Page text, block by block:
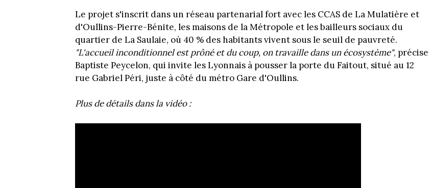
Le projet s'inscrit dans un réseau partenarial fort avec les CCAS de La Mulatière et
d'Oullins-Pierre-Bénite, les maisons de la Métropole et les bailleurs sociaux du
quartier de La Saulaie, où 40 % des habitants vivent sous le seuil de pauvreté.
"L'accueil inconditionnel est prôné et du coup, on travaille dans un écosystème", précise
Baptiste Peycelon, qui invite les Lyonnais à pousser la porte du Faitout, situé au 12
rue Gabriel Péri, juste à côté du métro Gare d'Oullins.
Plus de détails dans la vidéo :